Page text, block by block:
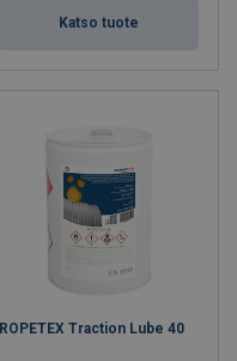
Katso tuote
ROPETEX Traction Lube 40